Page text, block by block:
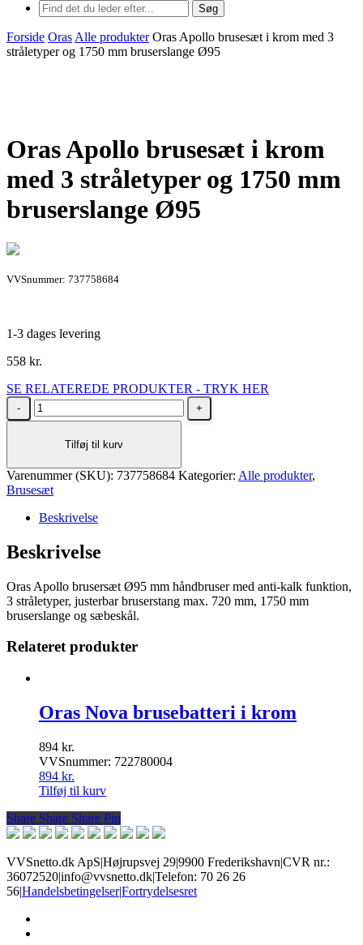
Søg
Forside Oras Alle produkter Oras Apollo brusesæt i krom med 3
stråletyper og 1750 mm bruserslange Ø95
Oras Apollo brusesæt i krom
med 3 stråletyper og 1750 mm
bruserslange Ø95
VVSnummer: 737758684
1-3 dages levering
558 kr.
SE RELATEREDE PRODUKTER - TRYK HER
Oras
Apollo
med
3
og
mm
bruserslange
antal
Tilføj til kurv
Varenummer (SKU): 737758684 Kategorier: Alle produkter,
Brusesæt
Beskrivelse
Beskrivelse
Oras Apollo brusersæt Ø95 mm håndbruser med anti-kalk funktion,
3 stråletyper, justerbar bruserstang max. 720 mm, 1750 mm
bruserslange og sæbeskål.
Relateret produkter
Oras Nova brusebatteri i krom
894 kr.
VVSnummer: 722780004
894 kr.
Tilføj til kurv
Share
Share Share Share Pin
VVSnetto.dk ApS|Højrupsvej 29|9900 Frederikshavn|CVR nr.:
36072520|info@vvsnetto.dk|Telefon: 70 26 26
56|Handelsbetingelser|Fortrydelsesret